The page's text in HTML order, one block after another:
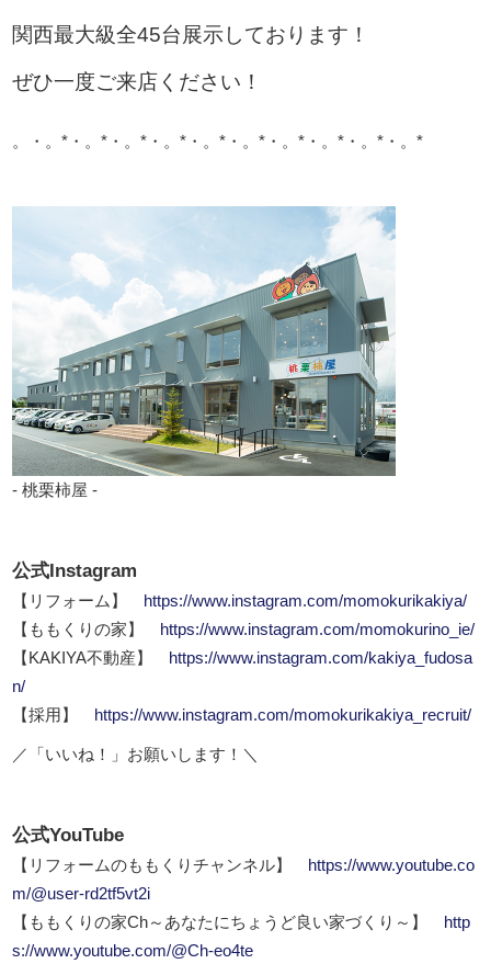
関西最大級全45台展示しております！
ぜひ一度ご来店ください！
。・。*・。*・。*・。*・。*・。*・。*・。*・。*・。*
- 桃栗柿屋 -
公式Instagram
【リフォーム】
https://www.instagram.com/momokurikakiya/
【ももくりの家】
https://www.instagram.com/momokurino_ie/
【KAKIYA不動産】
https://www.instagram.com/kakiya_fudosa
n/
【採用】
https://www.instagram.com/momokurikakiya_recruit/
／「いいね！」お願いします！＼
公式YouTube
【リフォームのももくりチャンネル】
https://www.youtube.co
m/@user-rd2tf5vt2i
【ももくりの家Ch～あなたにちょうど良い家づくり～】
http
s://www.youtube.com/@Ch-eo4te